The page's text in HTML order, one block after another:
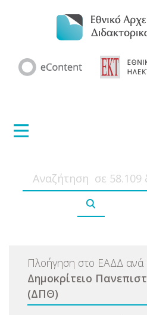
Πλοήγηση στο ΕΑΔΔ ανά
Δημοκρίτειο
(ΔΠΘ)